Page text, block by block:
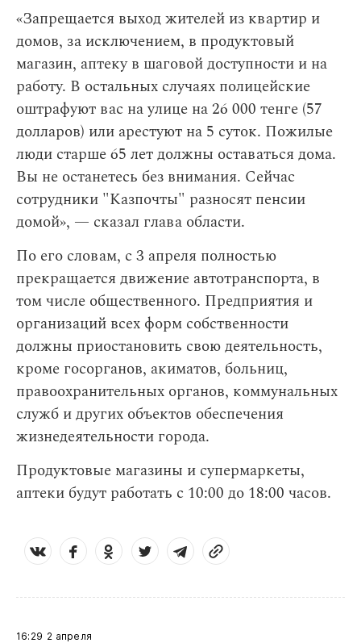
«Запрещается выход жителей из квартир и
домов, за исключением, в продуктовый
магазин, аптеку в шаговой доступности и на
работу. В остальных случаях полицейские
оштрафуют вас на улице на 26 000 тенге (57
долларов) или арестуют на 5 суток. Пожилые
люди старше 65 лет должны оставаться дома.
Вы не останетесь без внимания. Сейчас
сотрудники "Казпочты" разносят пенсии
домой», — сказал глава области.
По его словам, с 3 апреля полностью
прекращается движение автотранспорта, в
том числе общественного. Предприятия и
организаций всех форм собственности
должны приостановить свою деятельность,
кроме госорганов, акиматов, больниц,
правоохранительных органов, коммунальных
служб и других объектов обеспечения
жизнедеятельности города.
Продуктовые магазины и супермаркеты,
аптеки будут работать с 10:00 до 18:00 часов.
16:29 2 апреля